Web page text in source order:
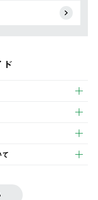
ド
けます。
品を発送いたします。
日以降のご注文は週明け
様ご負担とさせていただ
ページ内 購入履歴画面に